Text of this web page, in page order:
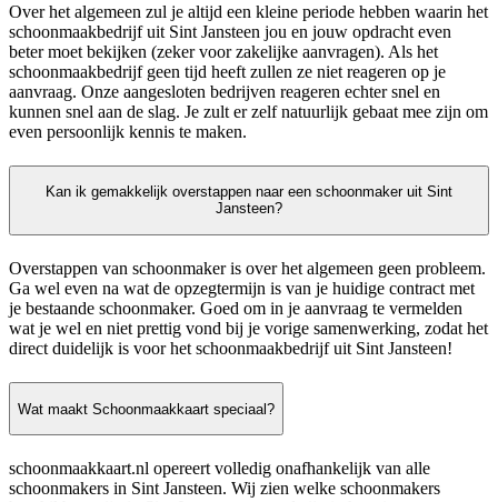
Over het algemeen zul je altijd een kleine periode hebben waarin het
schoonmaakbedrijf uit Sint Jansteen jou en jouw opdracht even
beter moet bekijken (zeker voor zakelijke aanvragen). Als het
schoonmaakbedrijf geen tijd heeft zullen ze niet reageren op je
aanvraag. Onze aangesloten bedrijven reageren echter snel en
kunnen snel aan de slag. Je zult er zelf natuurlijk gebaat mee zijn om
even persoonlijk kennis te maken.
Kan ik gemakkelijk overstappen naar een schoonmaker uit Sint
Jansteen?
Overstappen van schoonmaker is over het algemeen geen probleem.
Ga wel even na wat de opzegtermijn is van je huidige contract met
je bestaande schoonmaker. Goed om in je aanvraag te vermelden
wat je wel en niet prettig vond bij je vorige samenwerking, zodat het
direct duidelijk is voor het schoonmaakbedrijf uit Sint Jansteen!
Wat maakt Schoonmaakkaart speciaal?
schoonmaakkaart.nl opereert volledig onafhankelijk van alle
schoonmakers in Sint Jansteen. Wij zien welke schoonmakers